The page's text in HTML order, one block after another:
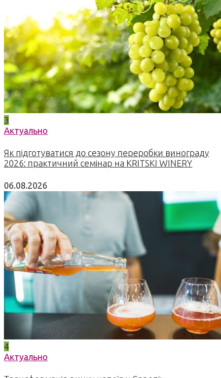
3
Актуально
Як підготуватися до сезону переробки винограду
2026: практичний семінар на KRITSKI WINERY
06.08.2026
4
Актуально